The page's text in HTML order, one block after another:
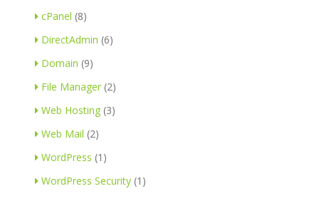
cPanel (8)
DirectAdmin (6)
Domain (9)
File Manager (2)
Web Hosting (3)
Web Mail (2)
WordPress (1)
WordPress Security (1)